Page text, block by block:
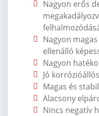
Nagyon erős
Nagyon
ellenálló
Nagyon
Jó
Magas és
Alacsony
Nincs negatív